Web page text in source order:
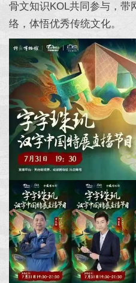
骨文知识KOL共同参与，带
络，体悟优秀传统文化。